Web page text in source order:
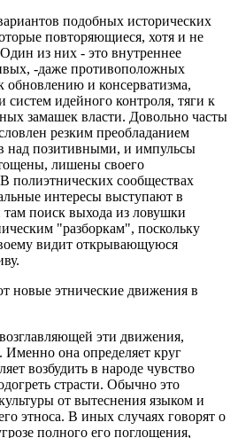
подобных исторических
повторяющиеся, хотя и не
из них - это внутреннее
-даже противоположных
обновлению и консерватизма,
идейного контроля, тяги к
замашек власти. Довольно часты
резким преобладанием
над позитивными, и импульсы
лишены своего
В полиэтнических сообществах
интересы выступают в
поиск выхода из ловушки
"разборкам", поскольку
видит открывающуюся
новые этнические движения в
эти движения,
Именно она определяет круг
возбудить в народе чувство
страсти. Обычно это
от вытеснения языком и
этноса. В иных случаях говорят о
полного его поглощения,